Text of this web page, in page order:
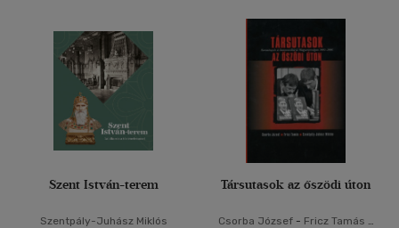
Szent István-terem
Szentpály-Juhász Miklós
Társutasok az őszödi úton
Csorba József - Fricz Tamás -